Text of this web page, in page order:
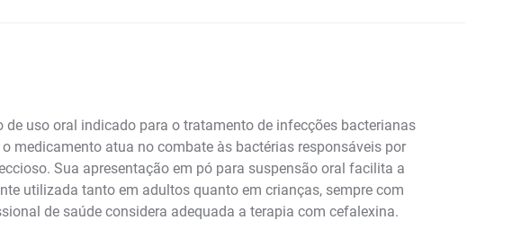
uso oral indicado para o tratamento de infecções bacterianas
medicamento atua no combate às bactérias responsáveis por
Sua apresentação em pó para suspensão oral facilita a
utilizada tanto em adultos quanto em crianças, sempre com
de saúde considera adequada a terapia com cefalexina.